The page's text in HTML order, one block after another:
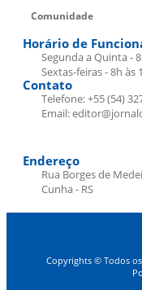
Comunidade
Horário de
Segunda a Quinta -
Sextas-feiras - 8h às
Contato
Telefone: +55 (54)
Email:
Endereço
Rua Borges de
Cunha - RS
Copyrights © Todos